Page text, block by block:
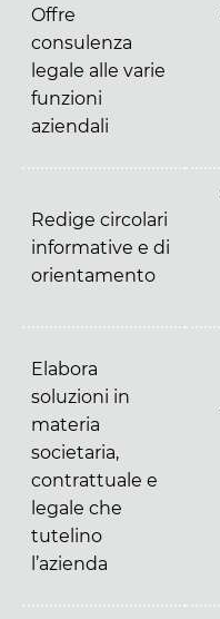
Offre
consulenza
legale alle varie
funzioni
aziendali
Redige circolari
informative e di
orientamento
Elabora
soluzioni in
materia
societaria,
contrattuale e
legale che
tutelino
l’azienda